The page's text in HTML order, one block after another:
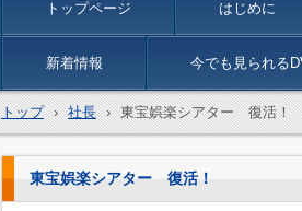
トップページ はじめに
新着情報 今でも見られる
トップ › 社長 › 東宝娯楽シアター 復活！
東宝娯楽シアター 復活！